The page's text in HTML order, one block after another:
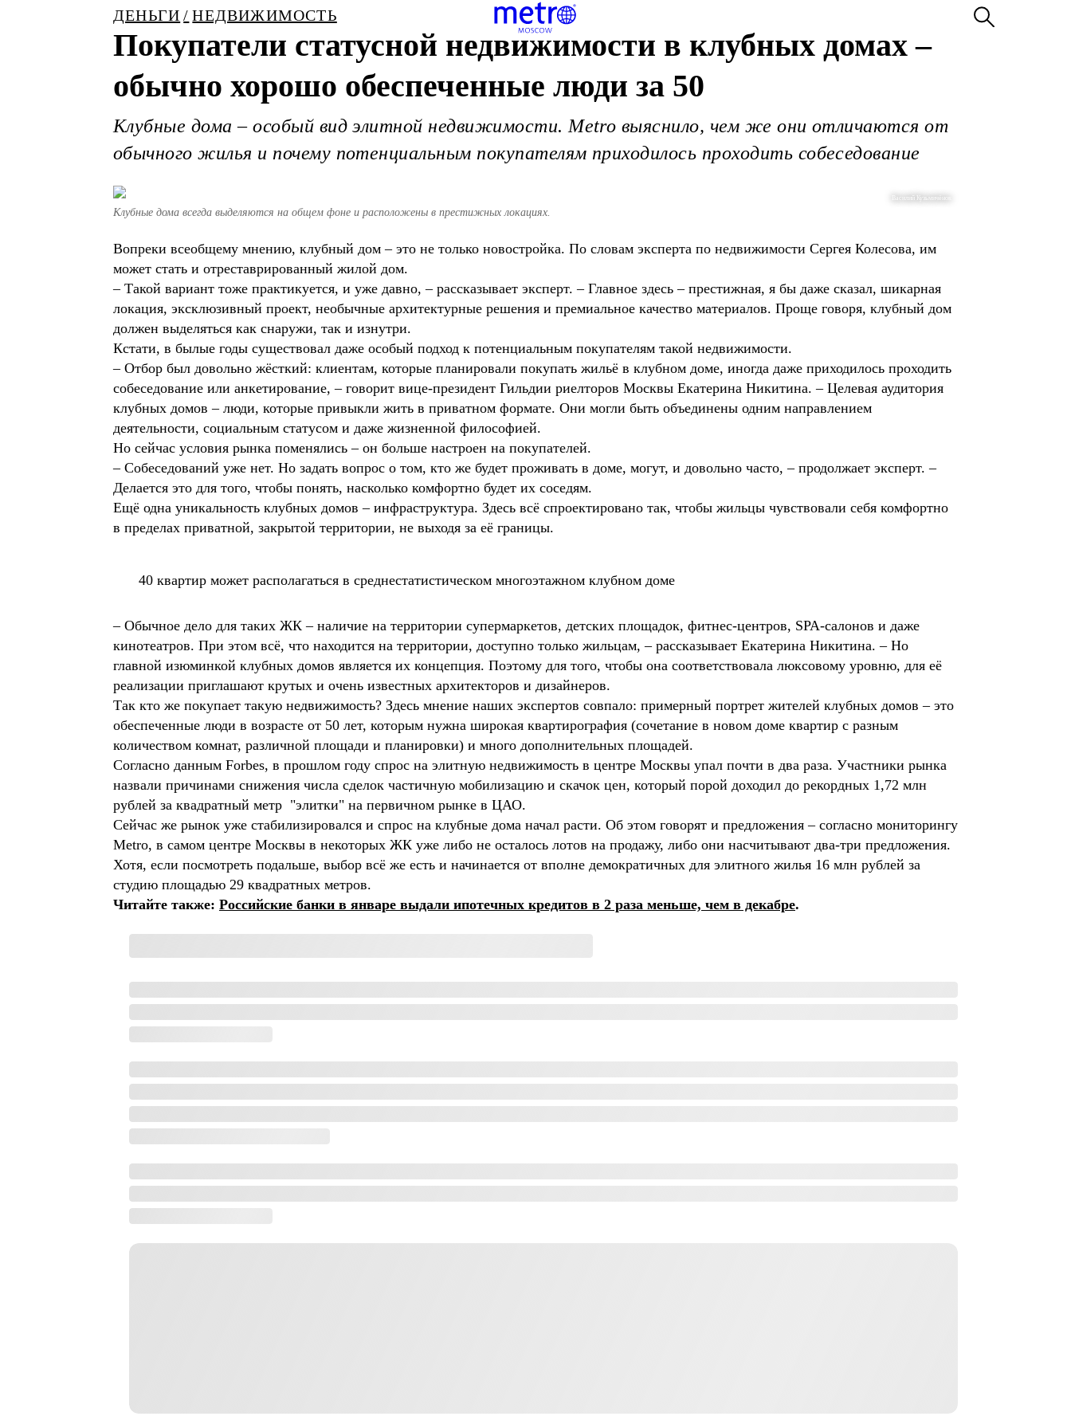
ДЕНЬГИ НЕДВИЖИМОСТЬ
Покупатели статусной недвижимости в клубных домах –
обычно хорошо обеспеченные люди за 50
Клубные дома – особый вид элитной недвижимости. Metro выяснило, чем же они отличаются от
обычного жилья и почему потенциальным покупателям приходилось проходить собеседование
Василий Кузьмичёнок
Клубные дома всегда выделяются на общем фоне и расположены в престижных локациях.
Вопреки всеобщему мнению, клубный дом – это не только новостройка. По словам эксперта по недвижимости Сергея Колесова, им
может стать и отреставрированный жилой дом.
– Такой вариант тоже практикуется, и уже давно, – рассказывает эксперт. – Главное здесь – престижная, я бы даже сказал, шикарная
локация, эксклюзивный проект, необычные архитектурные решения и премиальное качество материалов. Проще говоря, клубный дом
должен выделяться как снаружи, так и изнутри.
Кстати, в былые годы существовал даже особый подход к потенциальным покупателям такой недвижимости.
– Отбор был довольно жёсткий: клиентам, которые планировали покупать жильё в клубном доме, иногда даже приходилось проходить
собеседование или анкетирование, – говорит вице-президент Гильдии риелторов Москвы Екатерина Никитина. – Целевая аудитория
клубных домов – люди, которые привыкли жить в приватном формате. Они могли быть объединены одним направлением
деятельности, социальным статусом и даже жизненной философией.
Но сейчас условия рынка поменялись – он больше настроен на покупателей.
– Собеседований уже нет. Но задать вопрос о том, кто же будет проживать в доме, могут, и довольно часто, – продолжает эксперт. –
Делается это для того, чтобы понять, насколько комфортно будет их соседям.
Ещё одна уникальность клубных домов – инфраструктура. Здесь всё спроектировано так, чтобы жильцы чувствовали себя комфортно
в пределах приватной, закрытой территории, не выходя за её границы.
40 квартир может располагаться в среднестатистическом многоэтажном клубном доме
– Обычное дело для таких ЖК – наличие на территории супермаркетов, детских площадок, фитнес-центров, SPA-салонов и даже
кинотеатров. При этом всё, что находится на территории, доступно только жильцам, – рассказывает Екатерина Никитина. – Но
главной изюминкой клубных домов является их концепция. Поэтому для того, чтобы она соответствовала люксовому уровню, для её
реализации приглашают крутых и очень известных архитекторов и дизайнеров.
Так кто же покупает такую недвижимость? Здесь мнение наших экспертов совпало: примерный портрет жителей клубных домов – это
обеспеченные люди в возрасте от 50 лет, которым нужна широкая квартирография (сочетание в новом доме квартир с разным
количеством комнат, различной площади и планировки) и много дополнительных площадей.
Согласно данным Forbes, в прошлом году спрос на элитную недвижимость в центре Москвы упал почти в два раза. Участники рынка
назвали причинами снижения числа сделок частичную мобилизацию и скачок цен, который порой доходил до рекордных 1,72 млн
рублей за квадратный метр "элитки" на первичном рынке в ЦАО.
Сейчас же рынок уже стабилизировался и спрос на клубные дома начал расти. Об этом говорят и предложения – согласно мониторингу
Metro, в самом центре Москвы в некоторых ЖК уже либо не осталось лотов на продажу, либо они насчитывают два-три предложения.
Хотя, если посмотреть подальше, выбор всё же есть и начинается от вполне демократичных для элитного жилья 16 млн рублей за
студию площадью 29 квадратных метров.
Читайте также: Российские банки в январе выдали ипотечных кредитов в 2 раза меньше, чем в декабре.